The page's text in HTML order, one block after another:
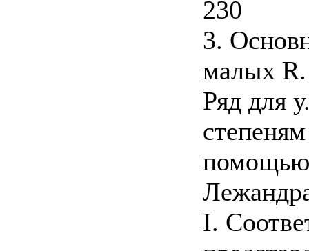
230
3.
малых R.
Ряд для
помощью
I.